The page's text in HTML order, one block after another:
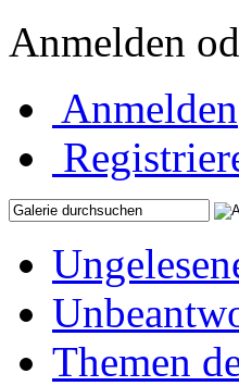
Anmelden
Anmelden
Themen